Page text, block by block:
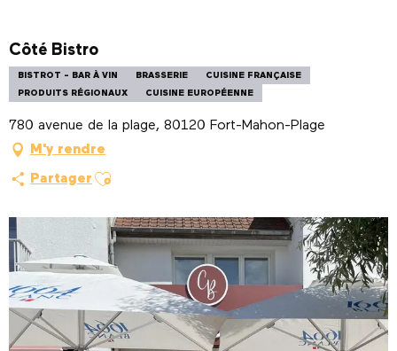
Côté Bistro
BISTROT - BAR À VIN BRASSERIE
CUISINE FRANÇAISE
PRODUITS RÉGIONAUX
CUISINE EUROPÉENNE
780 avenue de la plage, 80120 Fort-Mahon-Plage
M'y rendre
Partager Ajouter aux favoris